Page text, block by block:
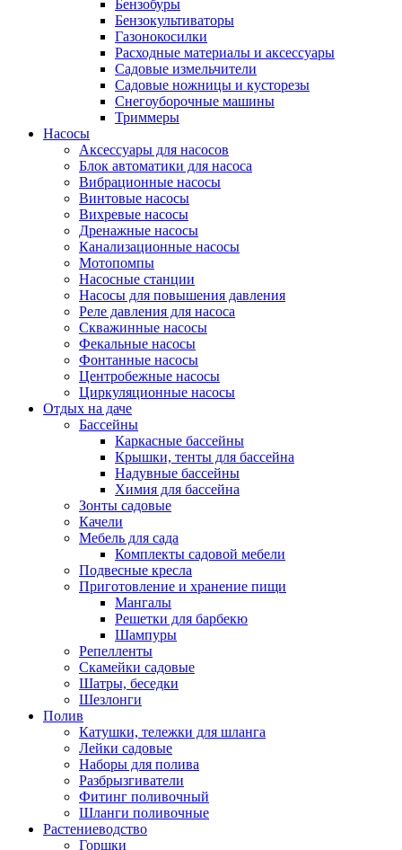
Бензобуры
Бензокультиваторы
Газонокосилки
Расходные материалы и аксессуары
Садовые измельчители
Садовые ножницы и кусторезы
Снегоуборочные машины
Триммеры
Насосы
Аксессуары для насосов
Блок автоматики для насоса
Вибрационные насосы
Винтовые насосы
Вихревые насосы
Дренажные насосы
Канализационные насосы
Мотопомпы
Насосные станции
Насосы для повышения давления
Реле давления для насоса
Скважинные насосы
Фекальные насосы
Фонтанные насосы
Центробежные насосы
Циркуляционные насосы
Отдых на даче
Бассейны
Каркасные бассейны
Крышки, тенты для бассейна
Надувные бассейны
Химия для бассейна
Зонты садовые
Качели
Мебель для сада
Комплекты садовой мебели
Подвесные кресла
Приготовление и хранение пищи
Мангалы
Решетки для барбекю
Шампуры
Репелленты
Скамейки садовые
Шатры, беседки
Шезлонги
Полив
Катушки, тележки для шланга
Лейки садовые
Наборы для полива
Разбрызгиватели
Фитинг поливочный
Шланги поливочные
Растениеводство
Горшки